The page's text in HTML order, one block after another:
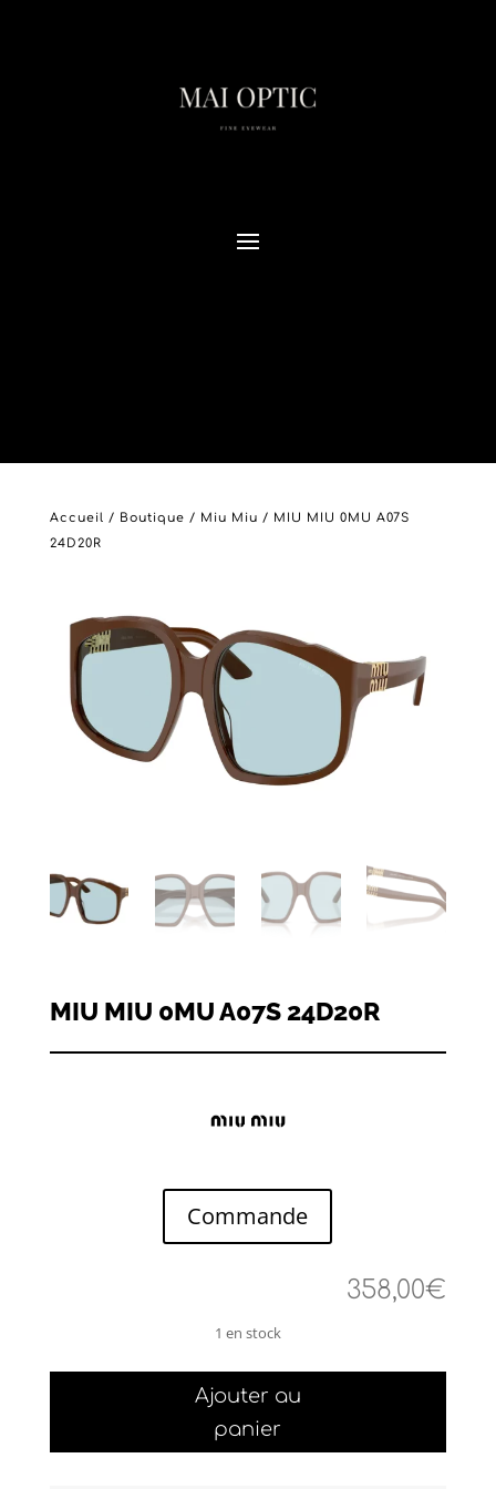
Accueil / Boutique / Miu Miu / MIU MIU 0MU A07S
24D20R
MIU MIU 0MU A07S 24D20R
Commande
358,00€
1 en stock
quantité
de
MIU
MIU
Ajouter au
panier